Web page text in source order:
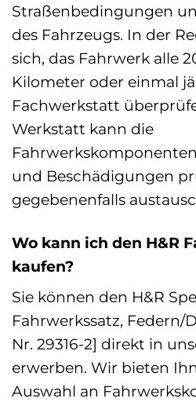
Straßenbedingungen
des Fahrzeugs. In der
sich, das Fahrwerk alle
Kilometer oder einmal
Fachwerkstatt
Werkstatt kann die
und Beschädigungen
gegebenenfalls
Wo kann ich den H&R
kaufen?
Sie können den H&R
Fahrwerkssatz, Federn/
Nr. 29316-2] direkt in
erwerben. Wir bieten
Auswahl an